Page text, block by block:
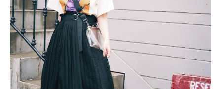
Follow us
ST member
新規会員登録・ログイン